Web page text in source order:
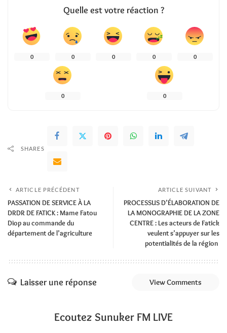
Quelle est votre réaction ?
0 0 0 0 0
0 0
SHARES
ARTICLE PRÉCÉDENT
PASSATION DE SERVICE À LA
DRDR DE FATICK : Mame Fatou
Diop au commande du
département de l’agriculture
ARTICLE SUIVANT
PROCESSUS D’ÉLABORATION DE
LA MONOGRAPHIE DE LA ZONE
CENTRE : Les acteurs de Fatick
veulent s’appuyer sur les
potentialités de la région
Laisser une réponse View Comments
Ecoutez Sunuker FM LIVE